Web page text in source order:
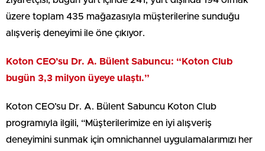
üzere toplam 435 mağazasıyla müşterilerine sunduğu
alışveriş deneyimi ile öne çıkıyor.
Koton CEO’su Dr. A. Bülent Sabuncu: “Koton Club
bugün 3,3 milyon üyeye ulaştı.”
Koton CEO’su Dr. A. Bülent Sabuncu Koton Club
programıyla ilgili, “Müşterilerimize en iyi alışveriş
deneyimini sunmak için omnichannel uygulamalarımızı her